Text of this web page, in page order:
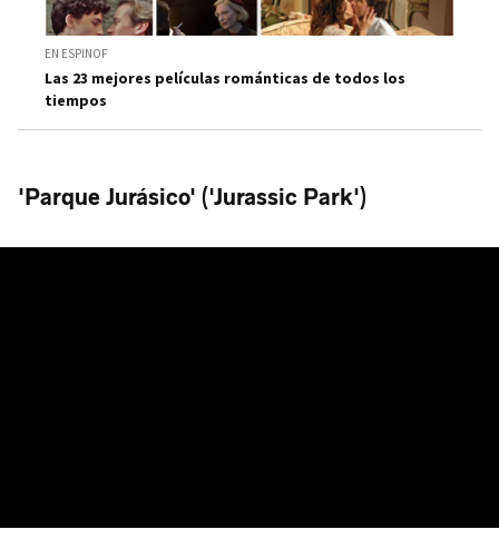
EN ESPINOF
Las 23 mejores películas románticas de todos los
tiempos
'Parque Jurásico' ('Jurassic Park')